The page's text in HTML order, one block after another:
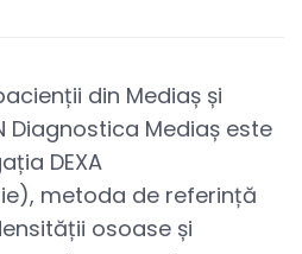
din Mediaș și
Diagnostica Mediaș este
DEXA
metoda de referință
osoase și